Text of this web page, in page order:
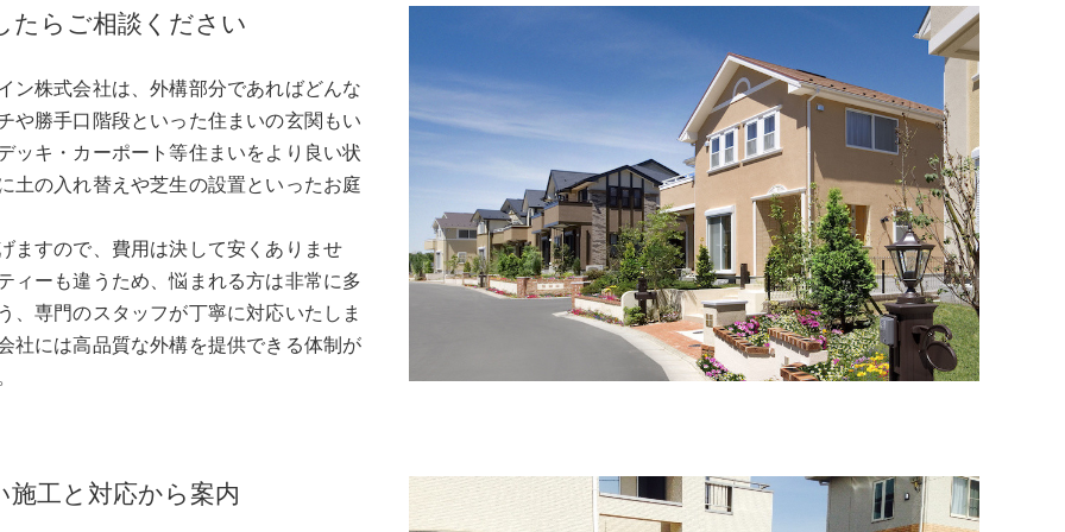
たらご相談ください
ン株式会社は、外構部分であればどんな
や勝手口階段といった住まいの玄関もい
ッキ・カーポート等住まいをより良い状
土の入れ替えや芝生の設置といったお庭
ますので、費用は決して安くありませ
ィーも違うため、悩まれる方は非常に多
専門のスタッフが丁寧に対応いたしま
社には高品質な外構を提供できる体制が
工と対応から案内